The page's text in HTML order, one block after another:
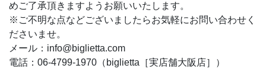
めご了承頂きますようお願いいたします。
※ご不明な点などございましたらお気軽にお問い合わせく
ださいませ。
メール：info@biglietta.com
電話：06-4799-1970（biglietta［実店舗大阪店］）